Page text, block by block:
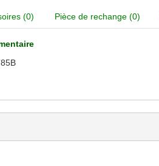
(0) Pièce de rechange (0)